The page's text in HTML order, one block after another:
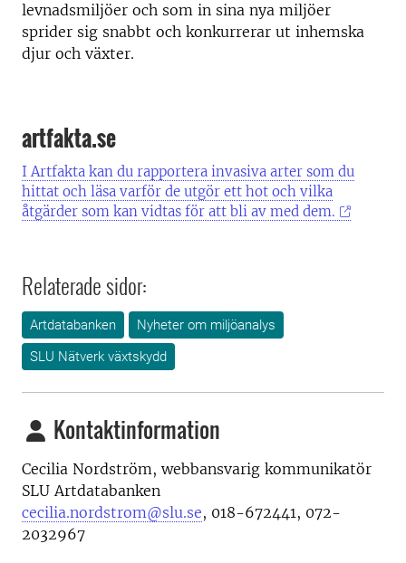
levnadsmiljöer och som in sina nya miljöer
sprider sig snabbt och konkurrerar ut inhemska
djur och växter.
artfakta.se
I Artfakta kan du rapportera invasiva arter som du
hittat och läsa varför de utgör ett hot och vilka
åtgärder som kan vidtas för att bli av med dem.
Relaterade sidor:
Artdatabanken
Nyheter om miljöanalys
SLU Nätverk växtskydd
Kontaktinformation
Cecilia Nordström, webbansvarig kommunikatör
SLU Artdatabanken
cecilia.nordstrom@slu.se, 018-672441, 072-
2032967